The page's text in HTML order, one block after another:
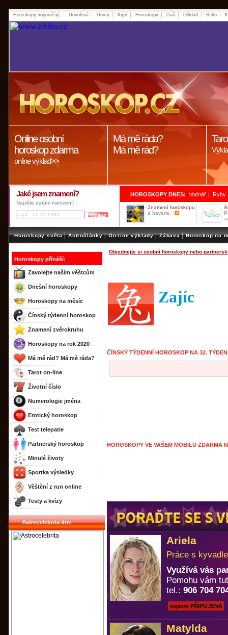
Horoskopy doporučují: Dovolená Domy Kypr Horoskopy Daň Odklad Sídlo
Online osobní
horoskop zdarma
online výklad>>
Má mě ráda?
Má mě rád?
Jaké jsem znamení?
Napište datum narození:
HOROSKOPY DNES: Vodnář Ryby
Znamení horoskopu
a havárie.
Horoskopy světa | Astročlánky | On-line výklady | Zábava | Horoskop na
Horoskopy přínáší:
Zavolejte našim věštcům
Dnešní horoskopy
Horoskopy na měsíc
Čínský týdenní horoskop
Znamení zvěrokruhu
Horoskopy na rok 2020
Má mě rád? Má mě ráda?
Tarot on-line
Životní číslo
Numerologie jména
Erotický horoskop
Test telepatie
Partnerský horoskop
Minulé životy
Sportka výsledky
Věštění z run online
Testy a kvízy
Astrocelebrita dne
Objednejte si osobní horoskopy nebo
Zajíc
ČÍNSKÝ TÝDENNÍ HOROSKOP NA 32.
HOROSKOPY VE VAŠEM MOBILU ZDARMA
Ariela
Práce s
Využívá vás
Pomohu vám
tel.: 906 704
nejsem PŘIPOJENA
Matylda